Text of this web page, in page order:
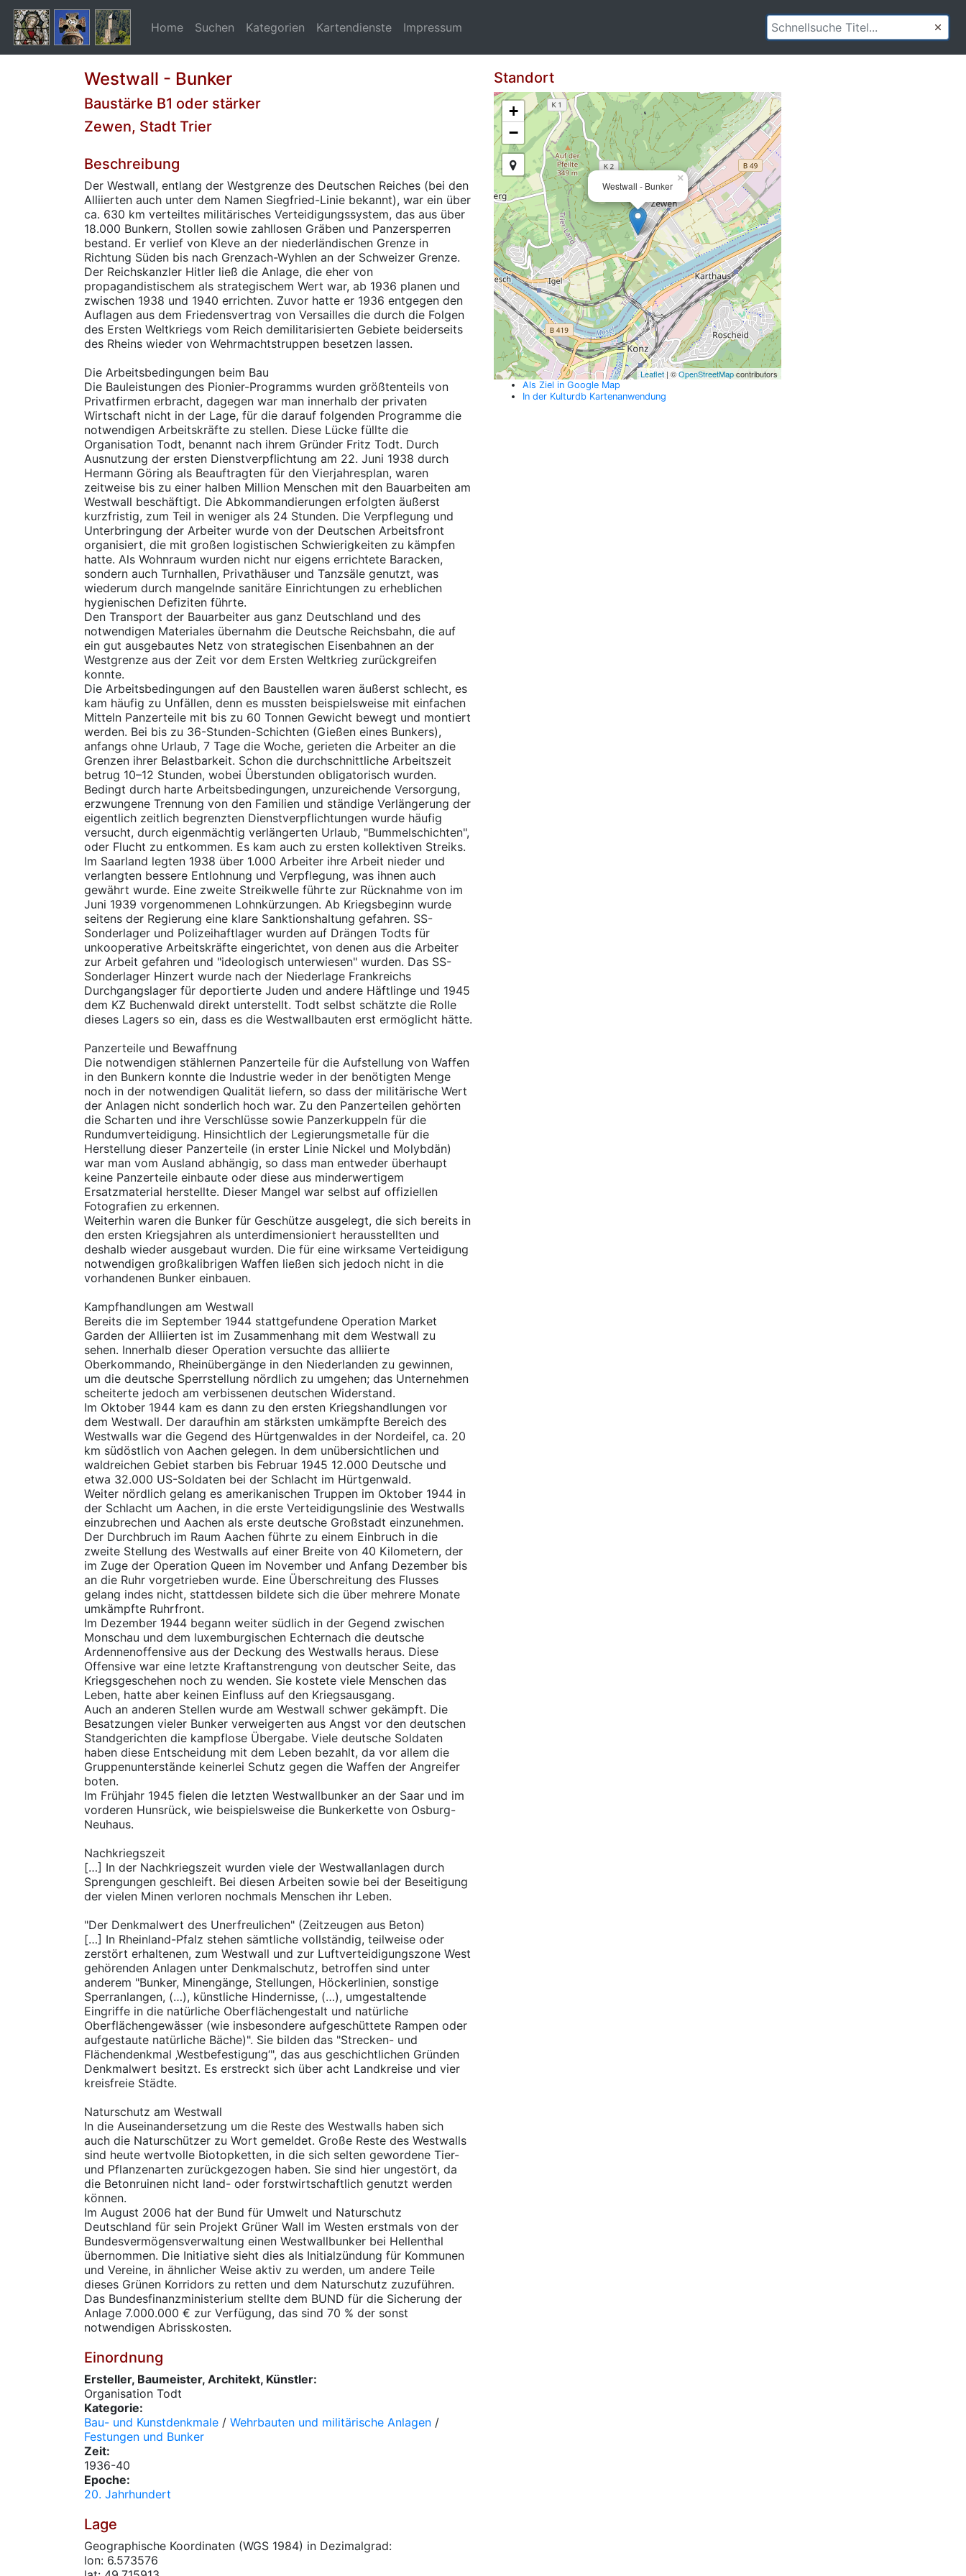
Home Suchen Kategorien Kartendienste Impressum
Westwall - Bunker
Baustärke B1 oder stärker
Zewen, Stadt Trier
Beschreibung
Der Westwall, entlang der Westgrenze des Deutschen Reiches (bei den
Alliierten auch unter dem Namen Siegfried-Linie bekannt), war ein über
ca. 630 km verteiltes militärisches Verteidigungssystem, das aus über
18.000 Bunkern, Stollen sowie zahllosen Gräben und Panzersperren
bestand. Er verlief von Kleve an der niederländischen Grenze in
Richtung Süden bis nach Grenzach-Wyhlen an der Schweizer Grenze.
Der Reichskanzler Hitler ließ die Anlage, die eher von
propagandistischem als strategischem Wert war, ab 1936 planen und
zwischen 1938 und 1940 errichten. Zuvor hatte er 1936 entgegen den
Auflagen aus dem Friedensvertrag von Versailles die durch die Folgen
des Ersten Weltkriegs vom Reich demilitarisierten Gebiete beiderseits
des Rheins wieder von Wehrmachtstruppen besetzen lassen.
Die Arbeitsbedingungen beim Bau
Die Bauleistungen des Pionier-Programms wurden größtenteils von
Privatfirmen erbracht, dagegen war man innerhalb der privaten
Wirtschaft nicht in der Lage, für die darauf folgenden Programme die
notwendigen Arbeitskräfte zu stellen. Diese Lücke füllte die
Organisation Todt, benannt nach ihrem Gründer Fritz Todt. Durch
Ausnutzung der ersten Dienstverpflichtung am 22. Juni 1938 durch
Hermann Göring als Beauftragten für den Vierjahresplan, waren
zeitweise bis zu einer halben Million Menschen mit den Bauarbeiten am
Westwall beschäftigt. Die Abkommandierungen erfolgten äußerst
kurzfristig, zum Teil in weniger als 24 Stunden. Die Verpflegung und
Unterbringung der Arbeiter wurde von der Deutschen Arbeitsfront
organisiert, die mit großen logistischen Schwierigkeiten zu kämpfen
hatte. Als Wohnraum wurden nicht nur eigens errichtete Baracken,
sondern auch Turnhallen, Privathäuser und Tanzsäle genutzt, was
wiederum durch mangelnde sanitäre Einrichtungen zu erheblichen
hygienischen Defiziten führte.
Den Transport der Bauarbeiter aus ganz Deutschland und des
notwendigen Materiales übernahm die Deutsche Reichsbahn, die auf
ein gut ausgebautes Netz von strategischen Eisenbahnen an der
Westgrenze aus der Zeit vor dem Ersten Weltkrieg zurückgreifen
konnte.
Die Arbeitsbedingungen auf den Baustellen waren äußerst schlecht, es
kam häufig zu Unfällen, denn es mussten beispielsweise mit einfachen
Mitteln Panzerteile mit bis zu 60 Tonnen Gewicht bewegt und montiert
werden. Bei bis zu 36-Stunden-Schichten (Gießen eines Bunkers),
anfangs ohne Urlaub, 7 Tage die Woche, gerieten die Arbeiter an die
Grenzen ihrer Belastbarkeit. Schon die durchschnittliche Arbeitszeit
betrug 10–12 Stunden, wobei Überstunden obligatorisch wurden.
Bedingt durch harte Arbeitsbedingungen, unzureichende Versorgung,
erzwungene Trennung von den Familien und ständige Verlängerung der
eigentlich zeitlich begrenzten Dienstverpflichtungen wurde häufig
versucht, durch eigenmächtig verlängerten Urlaub, "Bummelschichten",
oder Flucht zu entkommen. Es kam auch zu ersten kollektiven Streiks.
Im Saarland legten 1938 über 1.000 Arbeiter ihre Arbeit nieder und
verlangten bessere Entlohnung und Verpflegung, was ihnen auch
gewährt wurde. Eine zweite Streikwelle führte zur Rücknahme von im
Juni 1939 vorgenommenen Lohnkürzungen. Ab Kriegsbeginn wurde
seitens der Regierung eine klare Sanktionshaltung gefahren. SS-
Sonderlager und Polizeihaftlager wurden auf Drängen Todts für
unkooperative Arbeitskräfte eingerichtet, von denen aus die Arbeiter
zur Arbeit gefahren und "ideologisch unterwiesen" wurden. Das SS-
Sonderlager Hinzert wurde nach der Niederlage Frankreichs
Durchgangslager für deportierte Juden und andere Häftlinge und 1945
dem KZ Buchenwald direkt unterstellt. Todt selbst schätzte die Rolle
dieses Lagers so ein, dass es die Westwallbauten erst ermöglicht hätte.
Panzerteile und Bewaffnung
Die notwendigen stählernen Panzerteile für die Aufstellung von Waffen
in den Bunkern konnte die Industrie weder in der benötigten Menge
noch in der notwendigen Qualität liefern, so dass der militärische Wert
der Anlagen nicht sonderlich hoch war. Zu den Panzerteilen gehörten
die Scharten und ihre Verschlüsse sowie Panzerkuppeln für die
Rundumverteidigung. Hinsichtlich der Legierungsmetalle für die
Herstellung dieser Panzerteile (in erster Linie Nickel und Molybdän)
war man vom Ausland abhängig, so dass man entweder überhaupt
keine Panzerteile einbaute oder diese aus minderwertigem
Ersatzmaterial herstellte. Dieser Mangel war selbst auf offiziellen
Fotografien zu erkennen.
Weiterhin waren die Bunker für Geschütze ausgelegt, die sich bereits in
den ersten Kriegsjahren als unterdimensioniert herausstellten und
deshalb wieder ausgebaut wurden. Die für eine wirksame Verteidigung
notwendigen großkalibrigen Waffen ließen sich jedoch nicht in die
vorhandenen Bunker einbauen.
Kampfhandlungen am Westwall
Bereits die im September 1944 stattgefundene Operation Market
Garden der Alliierten ist im Zusammenhang mit dem Westwall zu
sehen. Innerhalb dieser Operation versuchte das alliierte
Oberkommando, Rheinübergänge in den Niederlanden zu gewinnen,
um die deutsche Sperrstellung nördlich zu umgehen; das Unternehmen
scheiterte jedoch am verbissenen deutschen Widerstand.
Im Oktober 1944 kam es dann zu den ersten Kriegshandlungen vor
dem Westwall. Der daraufhin am stärksten umkämpfte Bereich des
Westwalls war die Gegend des Hürtgenwaldes in der Nordeifel, ca. 20
km südöstlich von Aachen gelegen. In dem unübersichtlichen und
waldreichen Gebiet starben bis Februar 1945 12.000 Deutsche und
etwa 32.000 US-Soldaten bei der Schlacht im Hürtgenwald.
Weiter nördlich gelang es amerikanischen Truppen im Oktober 1944 in
der Schlacht um Aachen, in die erste Verteidigungslinie des Westwalls
einzubrechen und Aachen als erste deutsche Großstadt einzunehmen.
Der Durchbruch im Raum Aachen führte zu einem Einbruch in die
zweite Stellung des Westwalls auf einer Breite von 40 Kilometern, der
im Zuge der Operation Queen im November und Anfang Dezember bis
an die Ruhr vorgetrieben wurde. Eine Überschreitung des Flusses
gelang indes nicht, stattdessen bildete sich die über mehrere Monate
umkämpfte Ruhrfront.
Im Dezember 1944 begann weiter südlich in der Gegend zwischen
Monschau und dem luxemburgischen Echternach die deutsche
Ardennenoffensive aus der Deckung des Westwalls heraus. Diese
Offensive war eine letzte Kraftanstrengung von deutscher Seite, das
Kriegsgeschehen noch zu wenden. Sie kostete viele Menschen das
Leben, hatte aber keinen Einfluss auf den Kriegsausgang.
Auch an anderen Stellen wurde am Westwall schwer gekämpft. Die
Besatzungen vieler Bunker verweigerten aus Angst vor den deutschen
Standgerichten die kampflose Übergabe. Viele deutsche Soldaten
haben diese Entscheidung mit dem Leben bezahlt, da vor allem die
Gruppenunterstände keinerlei Schutz gegen die Waffen der Angreifer
boten.
Im Frühjahr 1945 fielen die letzten Westwallbunker an der Saar und im
vorderen Hunsrück, wie beispielsweise die Bunkerkette von Osburg-
Neuhaus.
Nachkriegszeit
[…] In der Nachkriegszeit wurden viele der Westwallanlagen durch
Sprengungen geschleift. Bei diesen Arbeiten sowie bei der Beseitigung
der vielen Minen verloren nochmals Menschen ihr Leben.
"Der Denkmalwert des Unerfreulichen" (Zeitzeugen aus Beton)
[…] In Rheinland-Pfalz stehen sämtliche vollständig, teilweise oder
zerstört erhaltenen, zum Westwall und zur Luftverteidigungszone West
gehörenden Anlagen unter Denkmalschutz, betroffen sind unter
anderem "Bunker, Minengänge, Stellungen, Höckerlinien, sonstige
Sperranlangen, (…), künstliche Hindernisse, (…), umgestaltende
Eingriffe in die natürliche Oberflächengestalt und natürliche
Oberflächengewässer (wie insbesondere aufgeschüttete Rampen oder
aufgestaute natürliche Bäche)". Sie bilden das "Strecken- und
Flächendenkmal ‚Westbefestigung‘", das aus geschichtlichen Gründen
Denkmalwert besitzt. Es erstreckt sich über acht Landkreise und vier
kreisfreie Städte.
Naturschutz am Westwall
In die Auseinandersetzung um die Reste des Westwalls haben sich
auch die Naturschützer zu Wort gemeldet. Große Reste des Westwalls
sind heute wertvolle Biotopketten, in die sich selten gewordene Tier-
und Pflanzenarten zurückgezogen haben. Sie sind hier ungestört, da
die Betonruinen nicht land- oder forstwirtschaftlich genutzt werden
können.
Im August 2006 hat der Bund für Umwelt und Naturschutz
Deutschland für sein Projekt Grüner Wall im Westen erstmals von der
Bundesvermögensverwaltung einen Westwallbunker bei Hellenthal
übernommen. Die Initiative sieht dies als Initialzündung für Kommunen
und Vereine, in ähnlicher Weise aktiv zu werden, um andere Teile
dieses Grünen Korridors zu retten und dem Naturschutz zuzuführen.
Das Bundesfinanzministerium stellte dem BUND für die Sicherung der
Anlage 7.000.000 € zur Verfügung, das sind 70 % der sonst
notwendigen Abrisskosten.
Einordnung
Ersteller, Baumeister, Architekt, Künstler:
Organisation Todt
Kategorie:
Bau- und Kunstdenkmale / Wehrbauten und militärische Anlagen /
Festungen und Bunker
Zeit:
1936-40
Epoche:
20. Jahrhundert
Lage
Geographische Koordinaten (WGS 1984) in Dezimalgrad:
lon: 6.573576
Standort
Westwall - Bunker
×
+
−
Leaflet | ©OpenStreetMapcontributors
Als Ziel in Google Map
In der Kulturdb Kartenanwendung